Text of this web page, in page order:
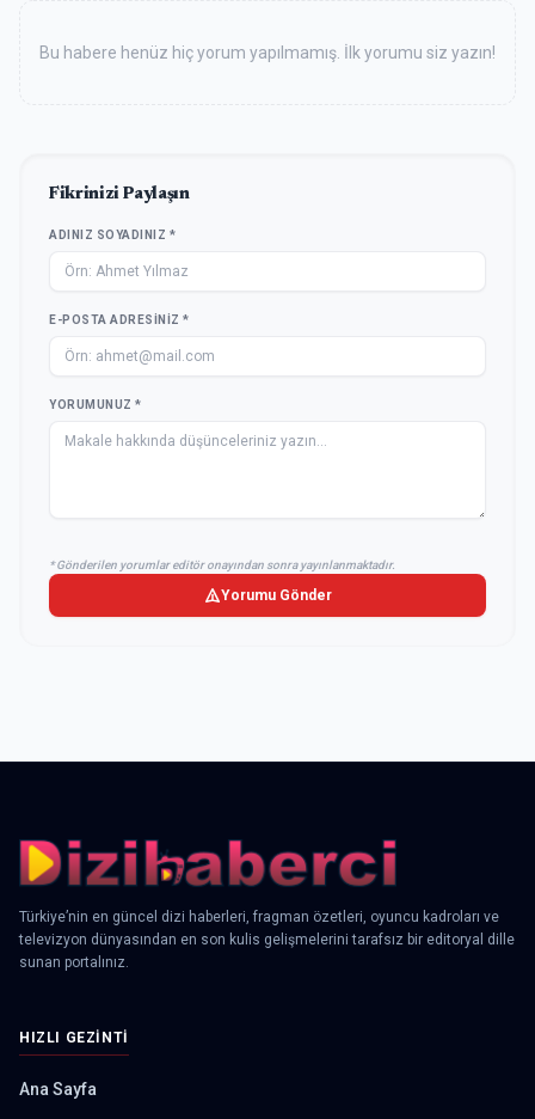
Bu habere henüz hiç yorum yapılmamış. İlk yorumu siz yazın!
Fikrinizi Paylaşın
ADINIZ SOYADINIZ *
E-POSTA ADRESINIZ *
YORUMUNUZ *
* Gönderilen yorumlar editör onayından sonra yayınlanmaktadır.
Yorumu Gönder
Türkiye’nin en güncel dizi haberleri, fragman özetleri, oyuncu kadroları ve
televizyon dünyasından en son kulis gelişmelerini tarafsız bir editoryal dille
sunan portalınız.
HIZLI GEZINTI
Ana Sayfa